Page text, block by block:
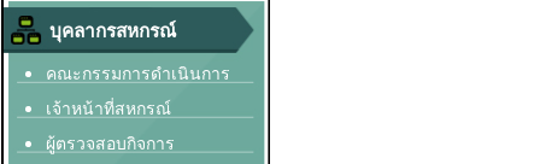
บุคลากรสหกรณ์
คณะกรรมการดำเนินการ
เจ้าหน้าที่สหกรณ์
ผู้ตรวจสอบกิจการ